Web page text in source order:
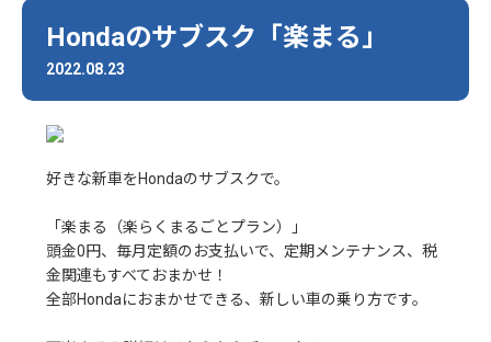
Hondaのサブスク「楽まる」
2022.08.23
好きな新車をHondaのサブスクで。
「楽まる（楽らくまるごとプラン）」
頭金0円、毎月定額のお支払いで、定期メンテナンス、税
金関連もすべておまかせ！
全部Hondaにおまかせできる、新しい車の乗り方です。